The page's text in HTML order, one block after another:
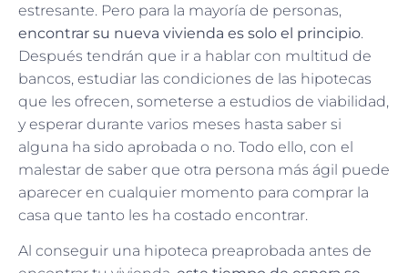
estresante. Pero para la mayoría de personas,
encontrar su nueva vivienda es solo el principio.
Después tendrán que ir a hablar con multitud de
bancos, estudiar las condiciones de las hipotecas
que les ofrecen, someterse a estudios de viabilidad,
y esperar durante varios meses hasta saber si
alguna ha sido aprobada o no. Todo ello, con el
malestar de saber que otra persona más ágil puede
aparecer en cualquier momento para comprar la
casa que tanto les ha costado encontrar.
Al conseguir una hipoteca preaprobada antes de